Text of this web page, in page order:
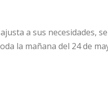
a sus necesidades,
la mañana del 24 de